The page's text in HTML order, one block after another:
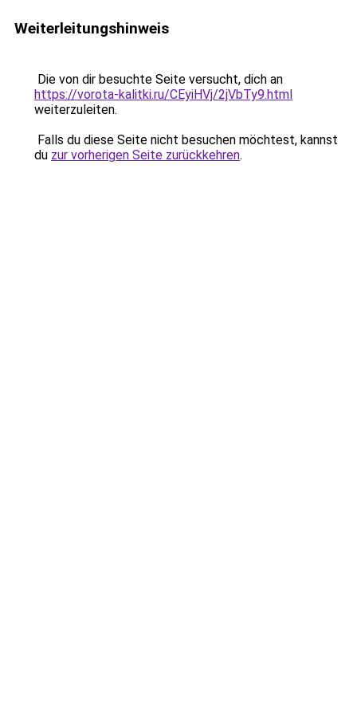
Weiterleitungshinweis
Die von dir besuchte Seite versucht, dich an
https://vorota-kalitki.ru/CEyiHVj/2jVbTy9.html
weiterzuleiten.
Falls du diese Seite nicht besuchen möchtest, kannst
du zur vorherigen Seite zurückkehren.